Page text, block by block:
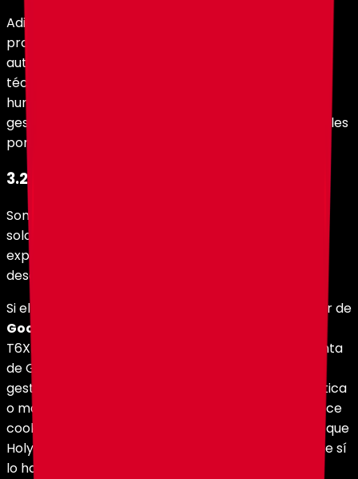
Adicionalmente, los servicios de
protegen al sitio frente a tráfico malicioso, ataques
automatizados y bots pueden establecer cookies
técnicas mínimas necesarias para distinguir tráfico
humano de tráfico automatizado. Estas cookies son
gestionadas por Cloudflare y se consideran esenciales
por su finalidad de seguridad.
3.2. Tracking (opt-in)
Son cookies de medición, analítica o marketing que
solo se activan cuando el usuario las acepta
expresamente desde el banner de configuración o
desde el control de configuración del sitio.
Si el usuario las acepta, holy.gg carga el contenedor de
Google Tag Manager
T6XNJP84). Google Tag Manager es una herramienta
de Google que actúa como contenedor para
gestionar y desplegar etiquetas de medición, analítica
o marketing. El contenedor en sí mismo no establece
cookies de seguimiento por defecto, pero permite que
HolyHosting publique dentro de él herramientas que sí
lo hagan.